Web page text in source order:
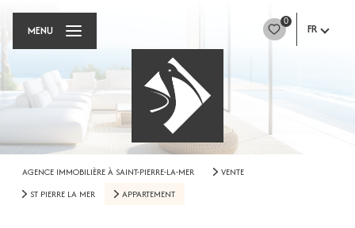
0
FR
MENU
AGENCE IMMOBILIÈRE À SAINT-PIERRE-LA-MER
VENTE
ST PIERRE LA MER
APPARTEMENT